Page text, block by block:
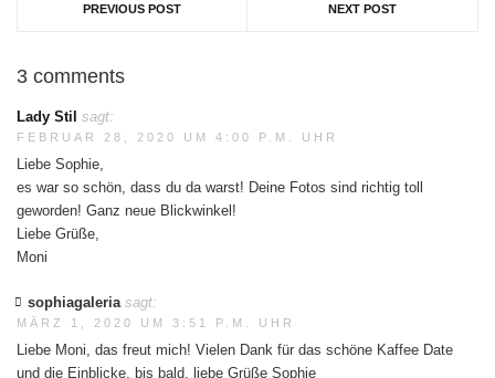
PREVIOUS POST NEXT POST
3 comments
Lady Stil sagt:
FEBRUAR 28, 2020 UM 4:00 P.M. UHR
Liebe Sophie,
es war so schön, dass du da warst! Deine Fotos sind richtig toll
geworden! Ganz neue Blickwinkel!
Liebe Grüße,
Moni
sophiagaleria sagt:
MÄRZ 1, 2020 UM 3:51 P.M. UHR
Liebe Moni, das freut mich! Vielen Dank für das schöne Kaffee Date
und die Einblicke, bis bald, liebe Grüße Sophie